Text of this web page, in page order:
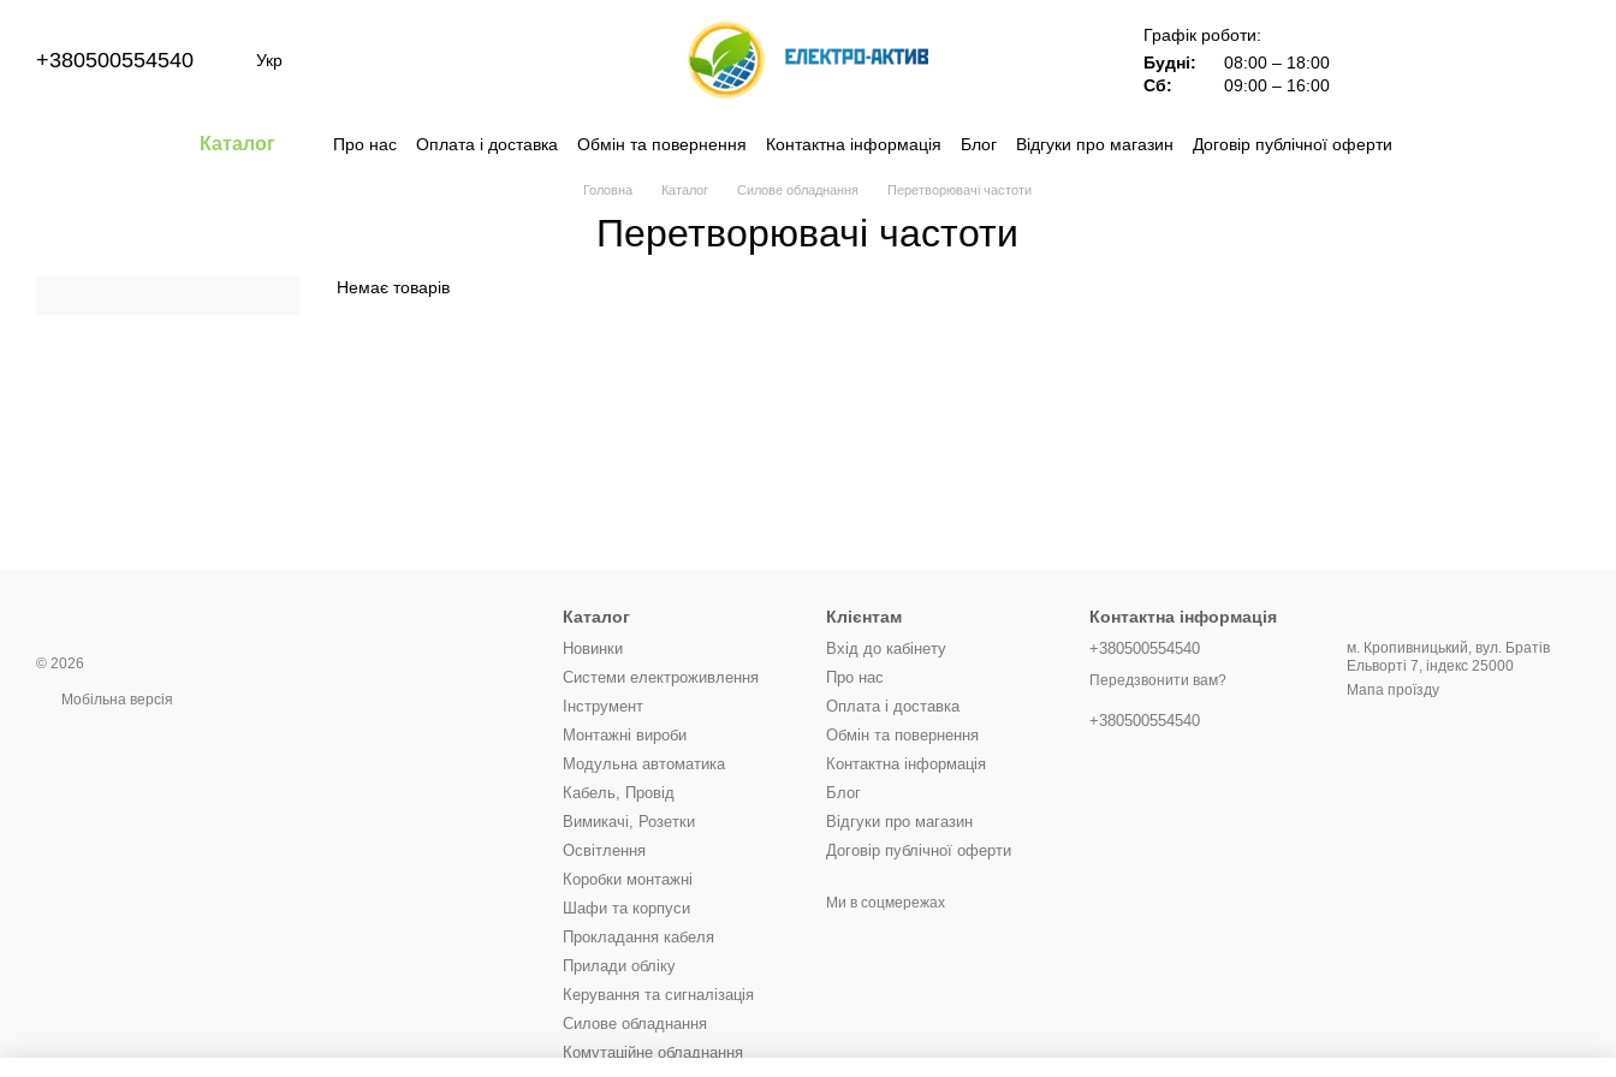
+380500554540 Укр
Графік роботи:
Будні:
08:00 – 18:00
Сб:
09:00 – 16:00
Каталог Про нас Оплата і доставка Обмін та повернення Контактна інформація Блог Відгуки про магазин Договір публічної оферти
Головна Каталог Силове обладнання Перетворювачі частоти
Перетворювачі частоти
Немає товарів
© 2026
Мобільна версія
Каталог
Новинки
Системи електроживлення
Інструмент
Монтажні вироби
Модульна автоматика
Кабель, Провід
Вимикачі, Розетки
Освітлення
Коробки монтажні
Шафи та корпуси
Прокладання кабеля
Прилади обліку
Керування та сигналізація
Силове обладнання
Комутаційне обладнання
Клієнтам
Вхід до кабінету
Про нас
Оплата і доставка
Обмін та повернення
Контактна інформація
Блог
Відгуки про магазин
Договір публічної оферти
Ми в соцмережах
Контактна інформація
+380500554540
Передзвонити вам?
+380500554540
м. Кропивницький, вул. Братів
Ельворті 7, індекс 25000
Мапа проїзду